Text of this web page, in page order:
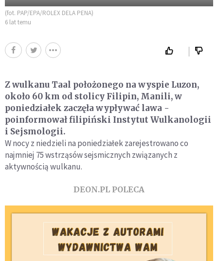
(fot. PAP/EPA/ROLEX DELA PENA)
6 lat temu
Z wulkanu Taal położonego na wyspie Luzon,
około 60 km od stolicy Filipin, Manili, w
poniedziałek zaczęła wypływać lawa -
poinformował filipiński Instytut Wulkanologii
i Sejsmologii.
W nocy z niedzieli na poniedziałek zarejestrowano co
najmniej 75 wstrząsów sejsmicznych związanych z
aktywnością wulkanu.
DEON.PL POLECA